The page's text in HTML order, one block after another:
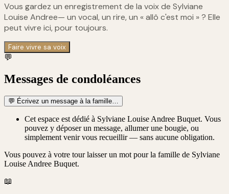
Vous gardez un enregistrement de la voix de Sylviane
Louise Andree— un vocal, un rire, un « allô c'est moi » ? Elle
peut vivre ici, pour toujours.
Faire vivre sa voix
💬
Messages de condoléances
💬 Écrivez un message à la famille…
Cet espace est dédié à Sylviane Louise Andree Buquet. Vous
pouvez y déposer un message, allumer une bougie, ou
simplement venir vous recueillir — sans aucune obligation.
Vous pouvez à votre tour laisser un mot pour la famille de Sylviane
Louise Andree Buquet.
📖